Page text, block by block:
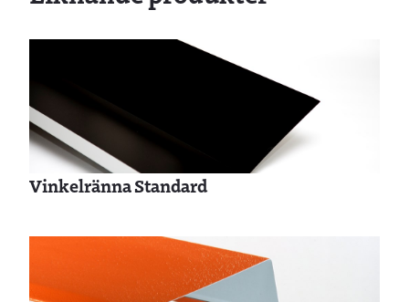
Vinkelränna Standard